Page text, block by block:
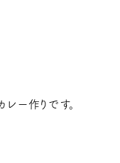
ー作りです。